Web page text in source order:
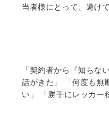
当者様にとって、避け
「契約者から『知らな
話がきた」 「何度も無
い」 「勝手にレッカー